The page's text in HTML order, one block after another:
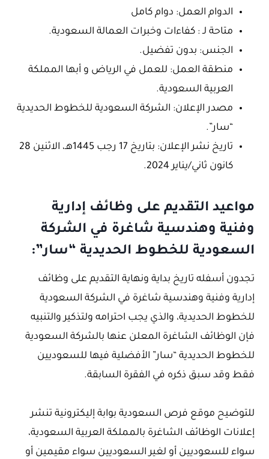
الدوام العمل: دوام كامل
متاحة لـ : كفاءات وخبرات العمالة السعودية.
الجنس: بدون تفضيل.
منطقة العمل: للعمل في الرياض و أبها المملكة
العربية السعودية.
مصدر الإعلان: الشركة السعودية للخطوط الحديدية
“سار”.
تاريخ نشر الإعلان: بتاريخ 17 رجب 1445هـ، الاثنين 28
كانون ثاني/يناير 2024.
مواعيد التقديم على وظائف إدارية
وفنية وهندسية شاغرة في الشركة
السعودية للخطوط الحديدية “سار”:
تجدون أسفله تاريخ بداية ونهاية التقديم على وظائف
إدارية وفنية وهندسية شاغرة في الشركة السعودية
للخطوط الحديدية، والذي يجب احترامه ولتذكير والتنبيه
فإن الوظائف الشاغرة المعلن عنها بالشركة السعودية
للخطوط الحديدية “سار” الأفضلية فيها للسعوديين
فقط وقد سبق ذكره في الفقرة السابقة.
للتوضيح موقع فرص السعودية بوابة إليكترونية تنشر
إعلانات الوظائف الشاغرة بالمملكة العربية السعودية،
سواء للسعوديين أو لغير السعوديين سواء مقيمين أو